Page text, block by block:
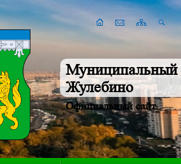
Муниципальный
Жулебино
Официальный сайт